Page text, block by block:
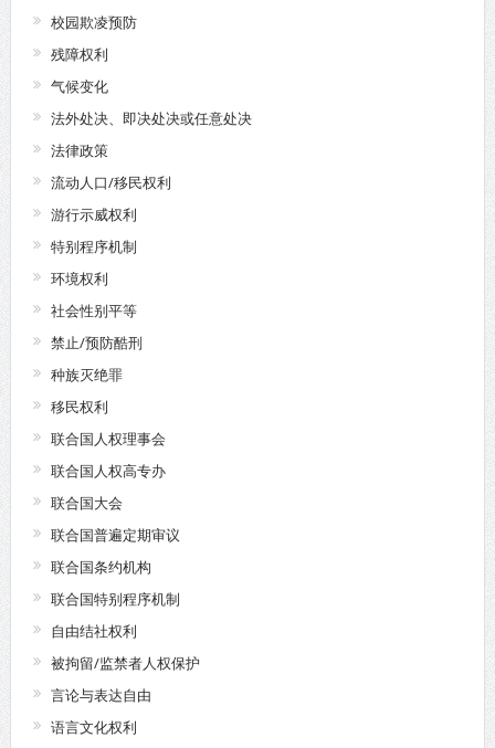
校园欺凌预防
残障权利
气候变化
法外处决、即决处决或任意处决
法律政策
流动人口/移民权利
游行示威权利
特别程序机制
环境权利
社会性别平等
禁止/预防酷刑
种族灭绝罪
移民权利
联合国人权理事会
联合国人权高专办
联合国大会
联合国普遍定期审议
联合国条约机构
联合国特别程序机制
自由结社权利
被拘留/监禁者人权保护
言论与表达自由
语言文化权利